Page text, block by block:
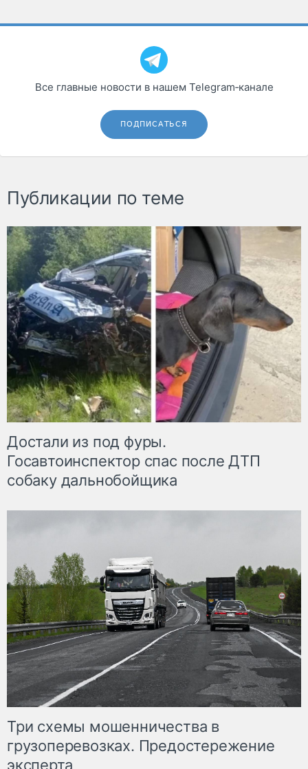
Все главные новости в нашем Telegram‑канале
ПОДПИСАТЬСЯ
Публикации по теме
Достали из под фуры.
Госавтоинспектор спас после ДТП
собаку дальнобойщика
Три схемы мошенничества в
грузоперевозках. Предостережение
эксперта